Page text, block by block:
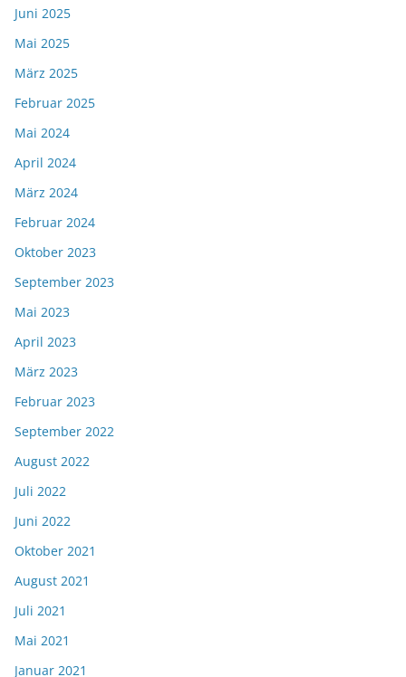
Juni 2025
Mai 2025
März 2025
Februar 2025
Mai 2024
April 2024
März 2024
Februar 2024
Oktober 2023
September 2023
Mai 2023
April 2023
März 2023
Februar 2023
September 2022
August 2022
Juli 2022
Juni 2022
Oktober 2021
August 2021
Juli 2021
Mai 2021
Januar 2021